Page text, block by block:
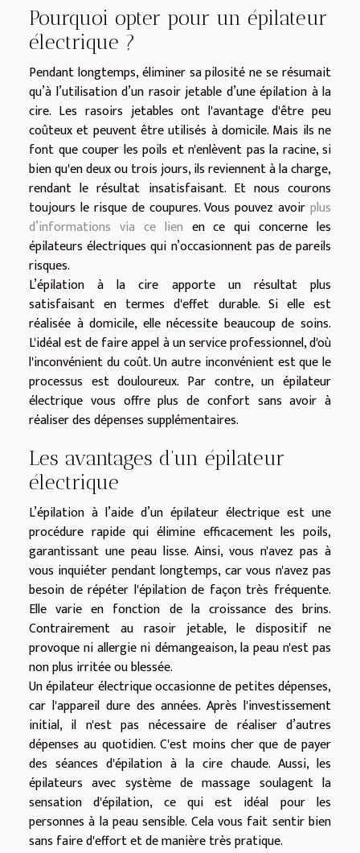
Pourquoi opter pour un épilateur
électrique ?
Pendant longtemps, éliminer sa pilosité ne se résumait
qu’à l’utilisation d’un rasoir jetable d’une épilation à la
cire. Les rasoirs jetables ont l'avantage d'être peu
coûteux et peuvent être utilisés à domicile. Mais ils ne
font que couper les poils et n'enlèvent pas la racine, si
bien qu'en deux ou trois jours, ils reviennent à la charge,
rendant le résultat insatisfaisant. Et nous courons
toujours le risque de coupures. Vous pouvez avoir plus
d’informations via ce lien en ce qui concerne les
épilateurs électriques qui n’occasionnent pas de pareils
risques.
L’épilation à la cire apporte un résultat plus
satisfaisant en termes d'effet durable. Si elle est
réalisée à domicile, elle nécessite beaucoup de soins.
L'idéal est de faire appel à un service professionnel, d'où
l'inconvénient du coût. Un autre inconvénient est que le
processus est douloureux. Par contre, un épilateur
électrique vous offre plus de confort sans avoir à
réaliser des dépenses supplémentaires.
Les avantages d’un épilateur
électrique
L’épilation à l’aide d’un épilateur électrique est une
procédure rapide qui élimine efficacement les poils,
garantissant une peau lisse. Ainsi, vous n'avez pas à
vous inquiéter pendant longtemps, car vous n'avez pas
besoin de répéter l'épilation de façon très fréquente.
Elle varie en fonction de la croissance des brins.
Contrairement au rasoir jetable, le dispositif ne
provoque ni allergie ni démangeaison, la peau n'est pas
non plus irritée ou blessée.
Un épilateur électrique occasionne de petites dépenses,
car l'appareil dure des années. Après l'investissement
initial, il n'est pas nécessaire de réaliser d’autres
dépenses au quotidien. C'est moins cher que de payer
des séances d'épilation à la cire chaude. Aussi, les
épilateurs avec système de massage soulagent la
sensation d'épilation, ce qui est idéal pour les
personnes à la peau sensible. Cela vous fait sentir bien
sans faire d'effort et de manière très pratique.